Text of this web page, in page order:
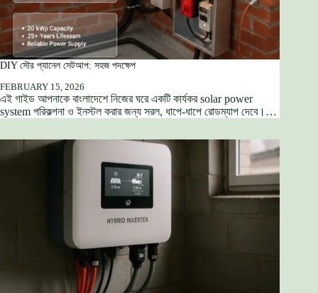
DIY সৌর প্যানেল সেটআপ: সহজ পদক্ষেপ
FEBRUARY 15, 2026
এই গাইড আপনাকে বাংলাদেশে নিজের ঘরে একটি কার্যকর solar power
system পরিকল্পনা ও ইনস্টল করার জন্য সরল, ধাপে-ধাপে রোডম্যাপ দেবে।…